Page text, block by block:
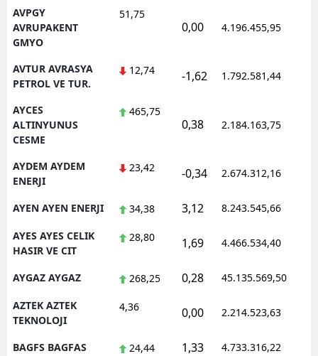
AVPGY
AVRUPAKENT
GMYO
51,75
0,00 4.196.455,95
AVTUR AVRASYA
PETROL VE TUR.
12,74 -1,62 1.792.581,44
AYCES
ALTINYUNUS
CESME
465,75
0,38 2.184.163,75
AYDEM AYDEM
ENERJI
23,42 -0,34 2.674.312,16
AYEN AYEN ENERJI 34,38 3,12 8.243.545,66
AYES AYES CELIK
HASIR VE CIT
28,80 1,69 4.466.534,40
AYGAZ AYGAZ 268,25 0,28 45.135.569,50
AZTEK AZTEK
TEKNOLOJI
4,36 0,00 2.214.523,63
BAGFS BAGFAS 24,44 1,33 4.733.316,22